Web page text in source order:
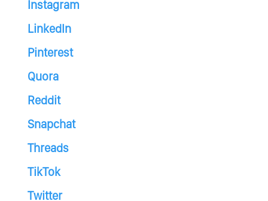
Instagram
LinkedIn
Pinterest
Quora
Reddit
Snapchat
Threads
TikTok
Twitter